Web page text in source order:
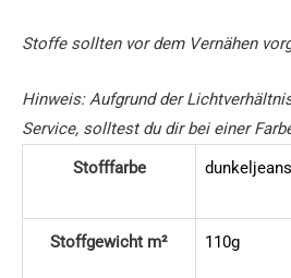
Stoffe sollten vor dem Vernähen
Hinweis: Aufgrund der
Service, solltest du dir bei einer
Stofffarbe
Stoffgewicht m² 110g